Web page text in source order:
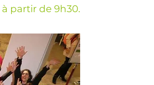
à partir de 9h30.